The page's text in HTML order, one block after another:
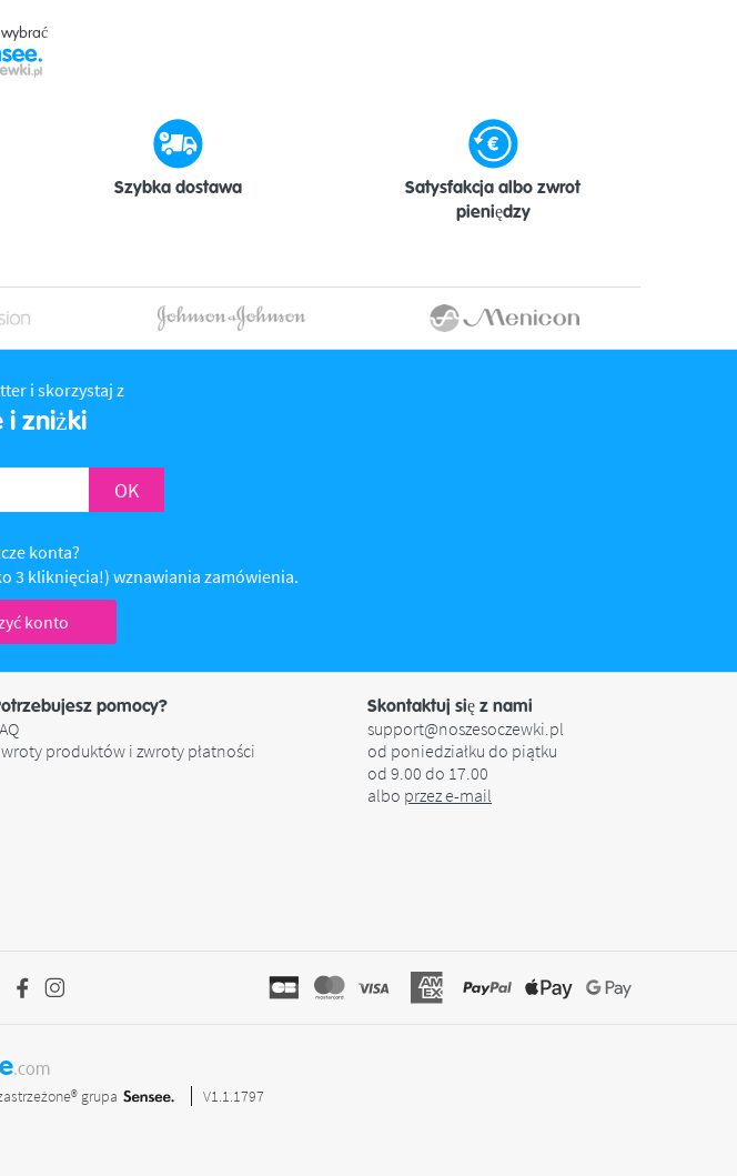
Szybka dostawa
Satysfakcja albo zwrot
pieniędzy
i skorzystaj z
i zniżki
OK
konta?
3 kliknięcia!) wznawiania zamówienia.
konto
pomocy?
produktów i zwroty płatności
Skontaktuj się z nami
support@noszesoczewki.pl
od poniedziałku do piątku
od 9.00 do 17.00
albo przez e-mail
.com
grupa V1.1.1797